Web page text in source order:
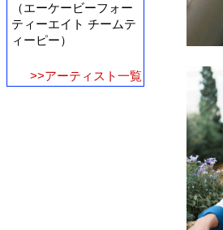
（エーケービーフォー
ティーエイト チームテ
ィーピー）
>>アーティスト一覧